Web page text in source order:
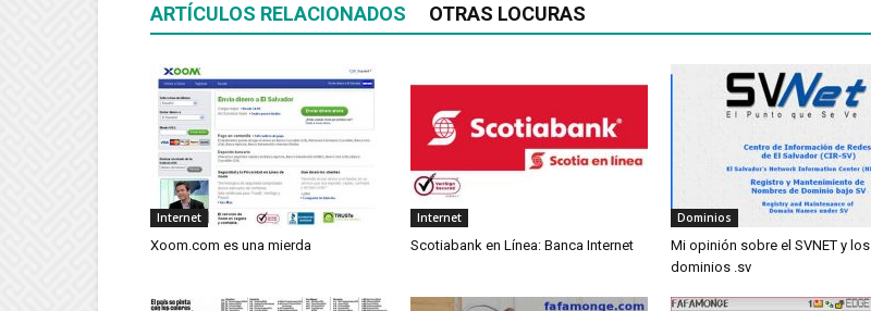
ARTÍCULOS RELACIONADOS OTRAS LOCURAS
Internet
Xoom.com es una mierda
Internet
Scotiabank en Línea: Banca Internet
Dominios
Mi opinión sobre el SVNET y los
dominios .sv